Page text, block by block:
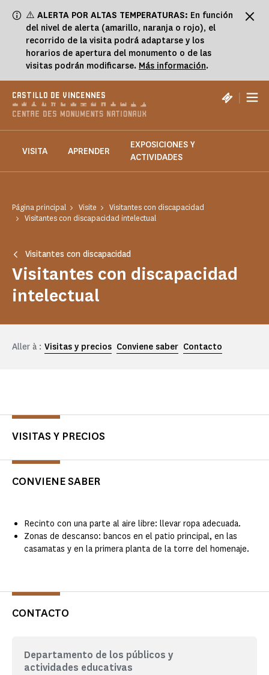
⚠️ ALERTA POR ALTAS TEMPERATURAS: En función
del nivel de alerta (amarillo, naranja o rojo), el
recorrido de la visita podrá adaptarse y los
horarios de apertura del monumento o de las
visitas podrán modificarse. Más información.
CASTILLO DE VINCENNES |
VISITA APRENDER
EXPOSICIONES Y
ACTIVIDADES
Página principal Visite
Visitantes con discapacidad
Visitantes con discapacidad intelectual
Visitantes con discapacidad
Visitantes con discapacidad
intelectual
Aller à : Visitas y precios Conviene saber Contacto
VISITAS Y PRECIOS
CONVIENE SABER
Recinto con una parte al aire libre: llevar ropa adecuada.
Zonas de descanso: bancos en el patio principal, en las
casamatas y en la primera planta de la torre del homenaje.
CONTACTO
Departamento de los públicos y
actividades educativas